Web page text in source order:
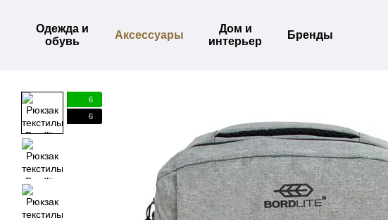
Одежда и
обувь
Аксессуары
Дом и
интерьер
Бренды
6
6